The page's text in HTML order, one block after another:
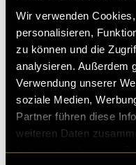
Wir verwenden
personalisieren,
zu können und die
analysieren. Außerdem
Verwendung unserer
soziale Medien,
Partner führen diese
weiteren Daten